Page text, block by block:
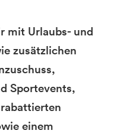
mit Urlaubs- und
zusätzlichen
Sportevents,
einem